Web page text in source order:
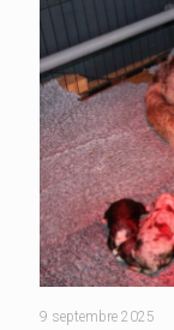
9 septembre 2025